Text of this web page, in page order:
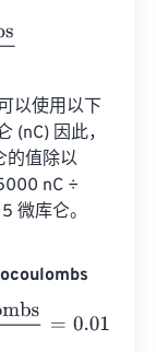
以使用以下
(nC) 因此，
的值除以
nC ÷
微库仑。
=0.01